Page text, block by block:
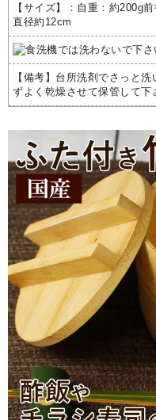
【サイズ】：自重：約
直径約12cm
【備考】台所洗剤でさっと
ずよく乾燥させて保管して下